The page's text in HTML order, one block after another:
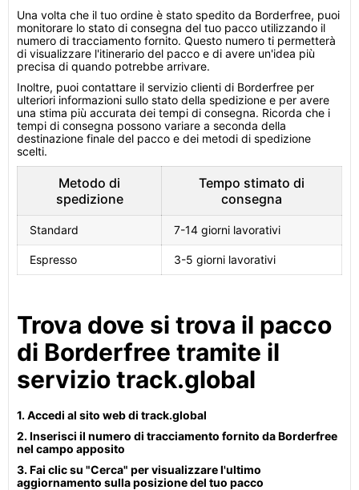
Una volta che il tuo ordine è stato spedito da Borderfree, puoi
monitorare lo stato di consegna del tuo pacco utilizzando il
numero di tracciamento fornito. Questo numero ti permetterà
di visualizzare l'itinerario del pacco e di avere un'idea più
precisa di quando potrebbe arrivare.
Inoltre, puoi contattare il servizio clienti di Borderfree per
ulteriori informazioni sullo stato della spedizione e per avere
una stima più accurata dei tempi di consegna. Ricorda che i
tempi di consegna possono variare a seconda della
destinazione finale del pacco e dei metodi di spedizione
scelti.
Metodo di
spedizione
Tempo stimato di
consegna
Standard 7-14 giorni lavorativi
Espresso 3-5 giorni lavorativi
Trova dove si trova il pacco
di Borderfree tramite il
servizio track.global
1. Accedi al sito web di track.global
2. Inserisci il numero di tracciamento fornito da Borderfree
nel campo apposito
3. Fai clic su "Cerca" per visualizzare l'ultimo
aggiornamento sulla posizione del tuo pacco